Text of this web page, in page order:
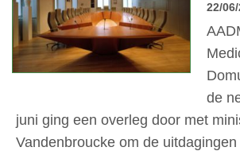
22/
de
juni ging een overleg door met
Vandenbroucke om de